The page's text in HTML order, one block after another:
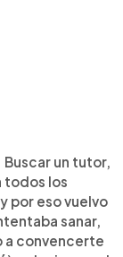
un tutor,
todos los
por eso vuelvo
sanar,
a convencerte